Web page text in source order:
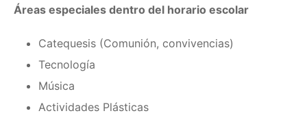
Áreas especiales dentro del horario escolar
Catequesis (Comunión, convivencias)
Tecnología
Música
Actividades Plásticas